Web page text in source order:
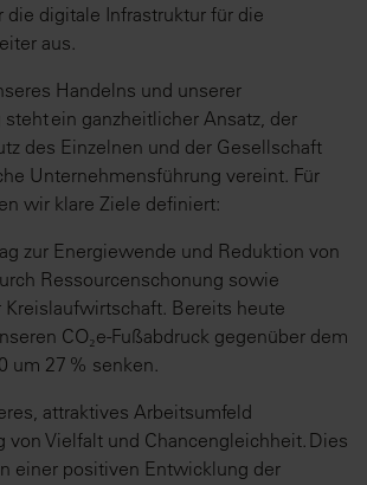
die digitale Infrastruktur für die
aus.
Handelns und unserer
ein ganzheitlicher Ansatz, der
des Einzelnen und der Gesellschaft
Unternehmensführung vereint. Für
wir klare Ziele definiert:
zur Energiewende und Reduktion von
Ressourcenschonung sowie
Kreislaufwirtschaft. Bereits heute
CO₂e-Fußabdruck gegenüber dem
um 27 % senken.
attraktives Arbeitsumfeld
von Vielfalt und Chancengleichheit. Dies
einer positiven Entwicklung der